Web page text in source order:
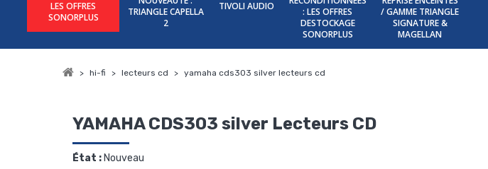
LES OFFRES
SONORPLUS
TRIANGLE CAPELLA
2
TIVOLI AUDIO
: LES OFFRES
DESTOCKAGE
SONORPLUS
/ GAMME TRIANGLE
SIGNATURE &
MAGELLAN
> hi-fi > lecteurs cd > yamaha cds303 silver lecteurs cd
YAMAHA CDS303 silver Lecteurs CD
État : Nouveau